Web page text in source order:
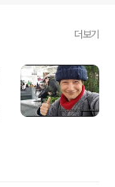
더보기